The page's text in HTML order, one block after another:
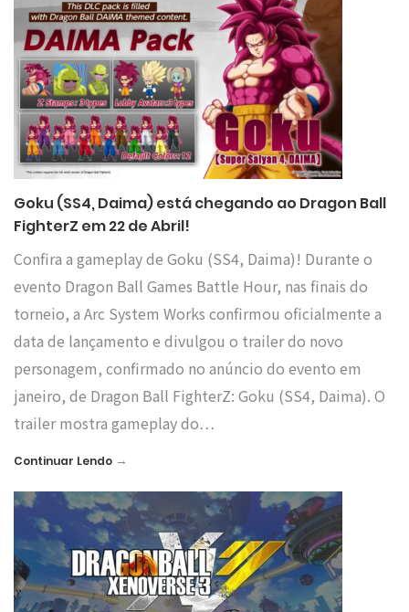
Goku (SS4, Daima) está chegando ao Dragon Ball
FighterZ em 22 de Abril!
Confira a gameplay de Goku (SS4, Daima)! Durante o
evento Dragon Ball Games Battle Hour, nas finais do
torneio, a Arc System Works confirmou oficialmente a
data de lançamento e divulgou o trailer do novo
personagem, confirmado no anúncio do evento em
janeiro, de Dragon Ball FighterZ: Goku (SS4, Daima). O
trailer mostra gameplay do…
Continuar Lendo →